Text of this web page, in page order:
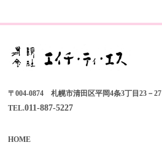
〒004-0874 札幌市清田区平岡4条3丁目23－27
TEL.011-887-5227
HOME